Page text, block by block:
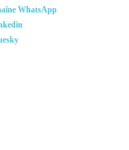
WhatsApp